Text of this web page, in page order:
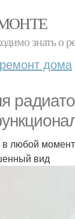
знать
ремонт дома
любой
вид